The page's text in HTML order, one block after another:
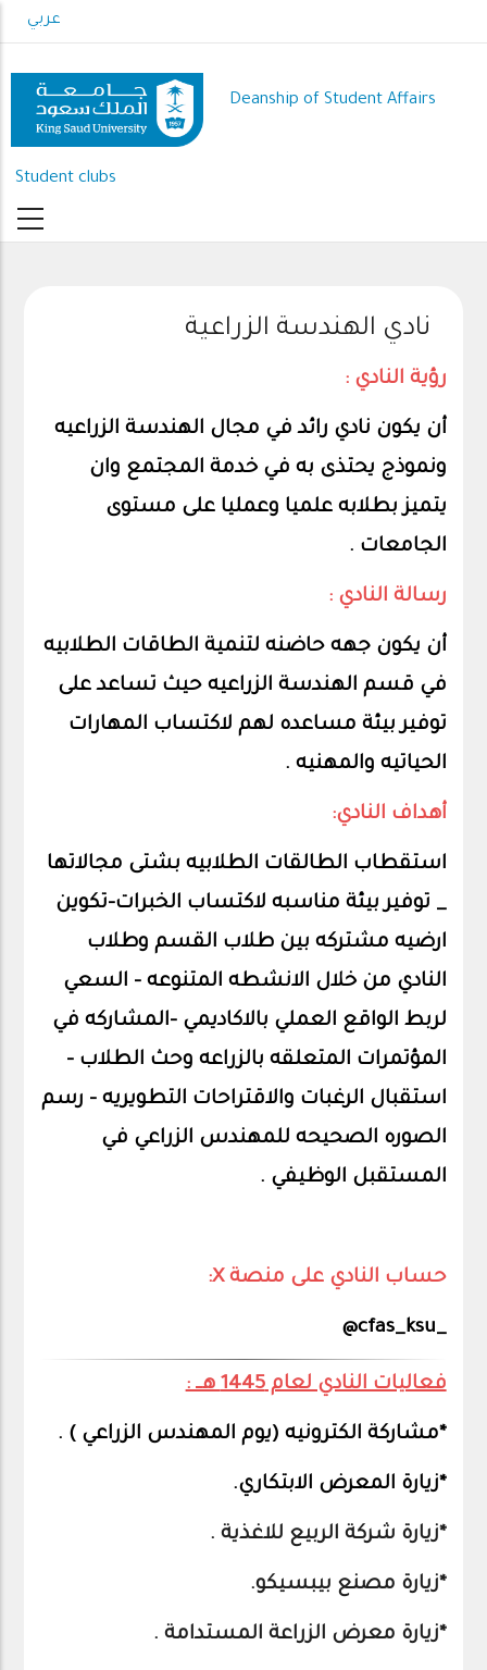
to
content
عربي
Deanship of Student Affairs
Student clubs
نادي الهندسة الزراعية
رؤية النادي :
أن يكون نادي رائد في مجال الهندسة الزراعيه
ونموذج يحتذى به في خدمة المجتمع وان
يتميز بطلابه علميا وعمليا على مستوى
الجامعات .
رسالة النادي :
أن يكون جهه حاضنه لتنمية الطاقات الطلابيه
في قسم الهندسة الزراعيه حيث تساعد على
توفير بيئة مساعده لهم لاكتساب المهارات
الحياتيه والمهنيه .
أهداف النادي:
استقطاب الطالقات الطلابيه بشتى مجالاتها
_ توفير بيئة مناسبه لاكتساب الخبرات-تكوين
ارضيه مشتركه بين طلاب القسم وطلاب
النادي من خلال الانشطه المتنوعه - السعي
لربط الواقع العملي بالاكاديمي -المشاركه في
المؤتمرات المتعلقه بالزراعه وحث الطلاب -
استقبال الرغبات والاقتراحات التطويريه - رسم
الصوره الصحيحه للمهندس الزراعي في
المستقبل الوظيفي .
حساب النادي على منصة X:
_cfas_ksu@
فعاليات النادي لعام 1445 هــ :
*مشاركة الكترونيه (يوم المهندس الزراعي ) .
*زيارة المعرض الابتكاري.
*زيارة شركة الربيع للاغذية .
*زيارة مصنع بيبسيكو.
*زيارة معرض الزراعة المستدامة .